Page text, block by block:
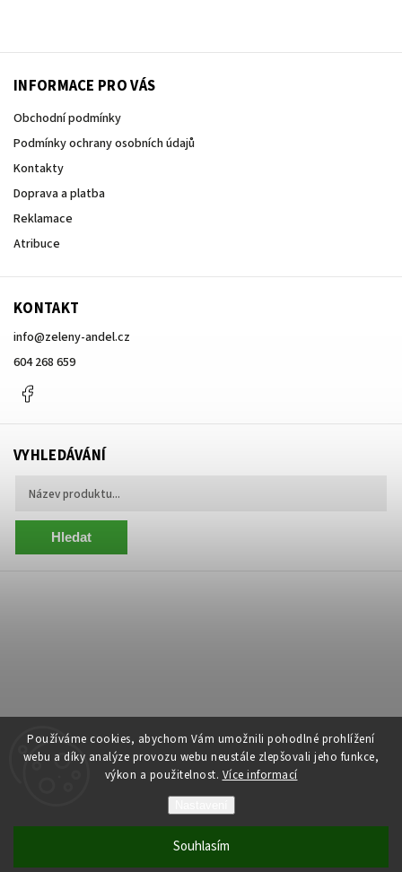
Používáme cookies, abychom Vám umožnili pohodlné prohlížení
webu a díky analýze provozu webu neustále zlepšovali jeho funkce,
výkon a použitelnost. Více informací
Souhlasím
INFORMACE PRO VÁS
Obchodní podmínky
Podmínky ochrany osobních údajů
Kontakty
Doprava a platba
Reklamace
Atribuce
KONTAKT
info@zeleny-andel.cz
604 268 659
VYHLEDÁVÁNÍ
Hledat
Vytvořil Shoptet | Anque Media
Copyright 2026 Centrum Zelený Anděl
Grafický návrh vytvořil a nakódoval